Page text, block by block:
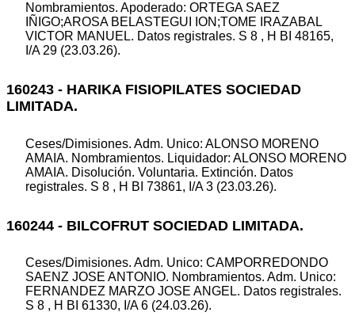
Nombramientos. Apoderado: ORTEGA SAEZ
IÑIGO;AROSA BELASTEGUI ION;TOME IRAZABAL
VICTOR MANUEL. Datos registrales. S 8 , H BI 48165,
I/A 29 (23.03.26).
160243 - HARIKA FISIOPILATES SOCIEDAD
LIMITADA.
Ceses/Dimisiones. Adm. Unico: ALONSO MORENO
AMAIA. Nombramientos. Liquidador: ALONSO MORENO
AMAIA. Disolución. Voluntaria. Extinción. Datos
registrales. S 8 , H BI 73861, I/A 3 (23.03.26).
160244 - BILCOFRUT SOCIEDAD LIMITADA.
Ceses/Dimisiones. Adm. Unico: CAMPORREDONDO
SAENZ JOSE ANTONIO. Nombramientos. Adm. Unico:
FERNANDEZ MARZO JOSE ANGEL. Datos registrales.
S 8 , H BI 61330, I/A 6 (24.03.26).